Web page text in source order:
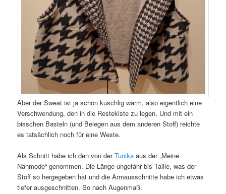
Aber der Sweat ist ja schön kuschlig warm, also eigentlich eine
Verschwendung, den in die Restekiste zu legen. Und mit ein
bisschen Basteln (und Belegen aus dem anderen Stoff) reichte
es tatsächlich noch für eine Weste.
Als Schnitt habe ich den von derTunika aus der „Meine
Nähmode“ genommen. Die Länge ungefähr bis Taille, was der
Stoff so hergegeben hat und die Armausschnitte habe ich etwas
tiefer ausgeschnitten. So nach Augenmaß.